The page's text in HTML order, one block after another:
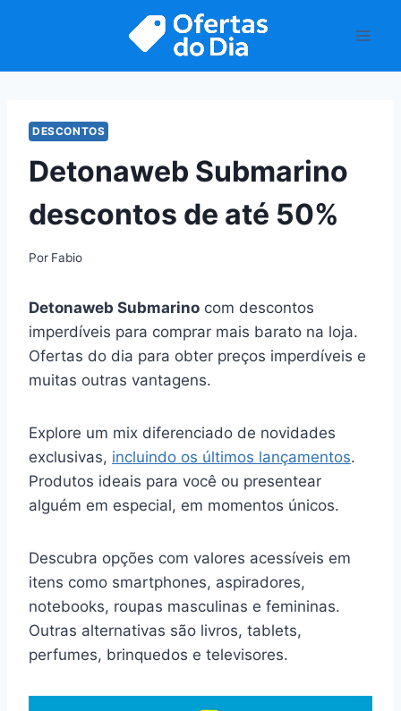
DESCONTOS
Detonaweb Submarino
descontos de até 50%
Por Fabio
Detonaweb Submarino com descontos
imperdíveis para comprar mais barato na loja.
Ofertas do dia para obter preços imperdíveis e
muitas outras vantagens.
Explore um mix diferenciado de novidades
exclusivas, incluindo os últimos lançamentos.
Produtos ideais para você ou presentear
alguém em especial, em momentos únicos.
Descubra opções com valores acessíveis em
itens como smartphones, aspiradores,
notebooks, roupas masculinas e femininas.
Outras alternativas são livros, tablets,
perfumes, brinquedos e televisores.